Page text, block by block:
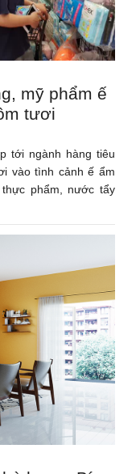
mỹ phẩm ế
tươi
tới ngành hàng tiêu
vào tình cảnh ế ẩm
phẩm, nước tẩy